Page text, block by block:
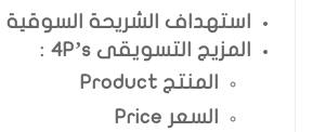
استهداف الشريحة السوقية
المزيج التسويقى 4P’s :
المنتج Product
السعر Price